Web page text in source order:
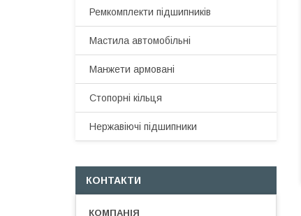
Ремкомплекти підшипників
Мастила автомобільні
Манжети армовані
Стопорні кільця
Нержавіючі підшипники
КОНТАКТИ